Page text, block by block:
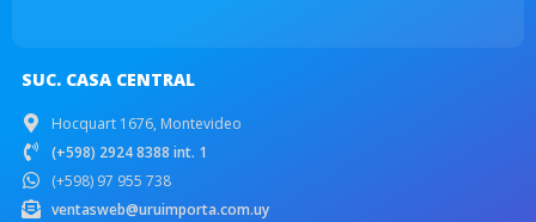
SUC. CASA CENTRAL
Hocquart 1676, Montevideo
(+598) 2924 8388 int. 1
(+598) 97 955 738
ventasweb@uruimporta.com.uy